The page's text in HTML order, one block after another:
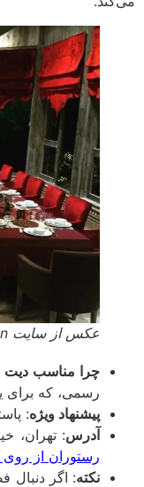
عکس از سایت cafegarditehran
چرا مناسب دیت
رسمی، که برای
پیشنهاد ویژه : پاستا
آدرس: تهران،
رستوران از روی
نکته : اگر دنبال